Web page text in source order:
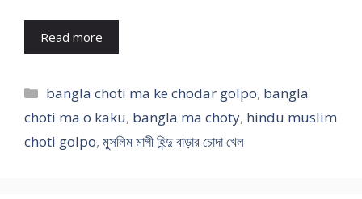
Read more
Categories
bangla choti ma ke chodar golpo, bangla
choti ma o kaku, bangla ma choty, hindu muslim
choti golpo, মুসলিম মাগী হিন্দু বাড়ার চোদা খেল